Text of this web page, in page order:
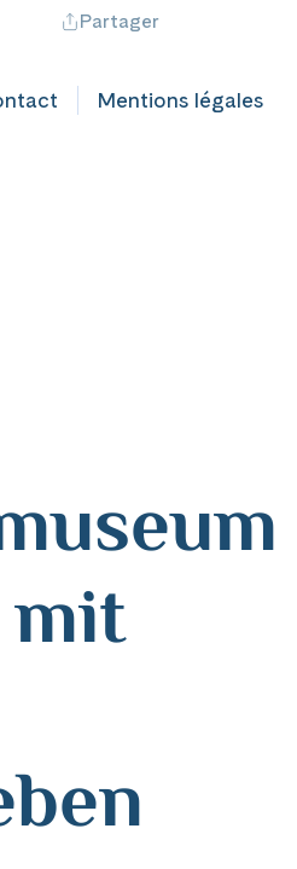
Mentions légales
Partager